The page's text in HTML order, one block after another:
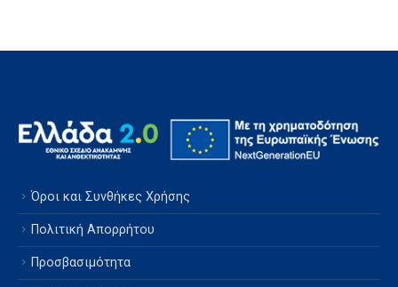
Όροι και Συνθήκες Χρήσης
Πολιτική Απορρήτου
Προσβασιμότητα